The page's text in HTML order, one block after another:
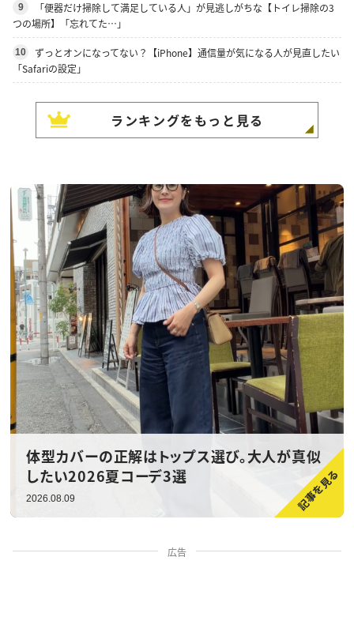
9
「便器だけ掃除して満足している人」が見逃しがちな【トイレ掃除の3
つの場所】「忘れてた…」
10
ずっとオンになってない？【iPhone】通信量が気になる人が見直したい
「Safariの設定」
ランキングをもっと見る
体型カバーの正解はトップス選び。大人が真似
したい2026夏コーデ3選
2026.08.09
広告